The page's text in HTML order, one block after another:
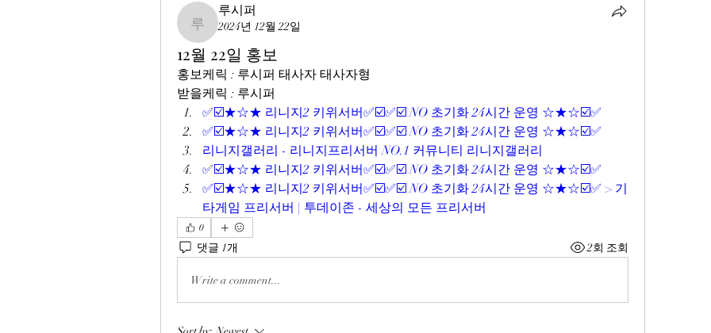
루시퍼
루시퍼
2024년 12월 22일
12월 22일 홍보
홍보케릭 : 루시퍼 태사자 태사자형
받을케릭 : 루시퍼
✅☑️★☆★ 리니지2 키위서버✅☑️✅☑️ NO 초기화 24시간 운영 ☆★☆☑️✅
✅☑️★☆★ 리니지2 키위서버✅☑️✅☑️ NO 초기화 24시간 운영 ☆★☆☑️✅
리니지갤러리 - 리니지프리서버 NO.1 커뮤니티 리니지갤러리
✅☑️★☆★ 리니지2 키위서버✅☑️✅☑️ NO 초기화 24시간 운영 ☆★☆☑️✅
✅☑️★☆★ 리니지2 키위서버✅☑️✅☑️ NO 초기화 24시간 운영 ☆★☆☑️✅ > 기
타게임 프리서버 | 투데이존 - 세상의 모든 프리서버
0
댓글 1개 2회 조회
Write a comment...